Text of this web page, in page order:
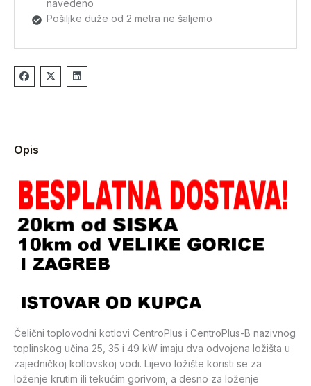
navedeno
Pošiljke duže od 2 metra ne šaljemo
Opis
Čelični toplovodni kotlovi CentroPlus i CentroPlus-B nazivnog
toplinskog učina 25, 35 i 49 kW imaju dva odvojena ložišta u
zajedničkoj kotlovskoj vodi. Lijevo ložište koristi se za
loženje krutim ili tekućim gorivom, a desno za loženje